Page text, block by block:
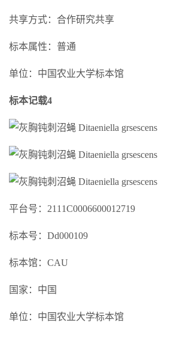
共享方式：合作研究共享
标本属性：普通
单位：中国农业大学标本馆
标本记载4
平台号：2111C0006600012719
标本号：Dd000109
标本馆：CAU
国家：中国
单位：中国农业大学标本馆